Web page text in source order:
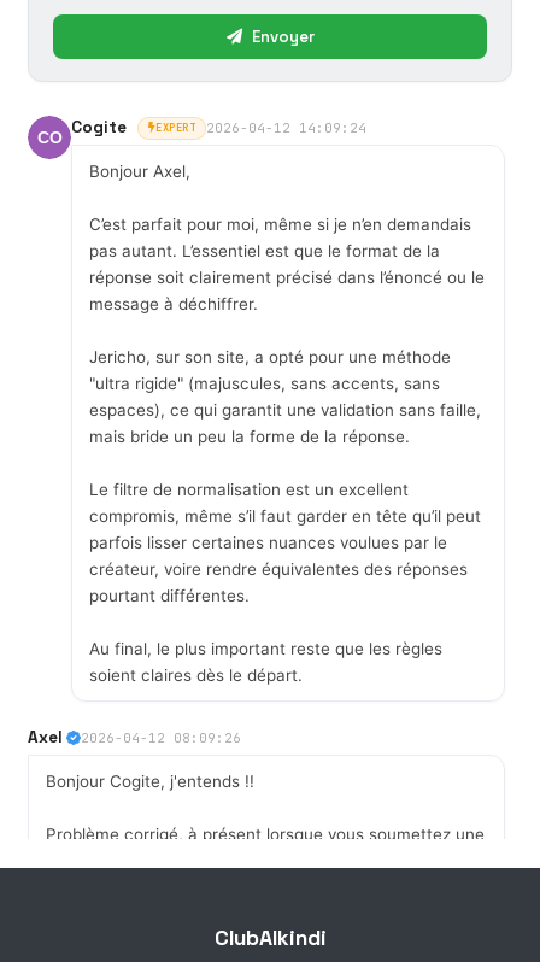
Envoyer
Cogite EXPERT 2026-04-12 14:09:24
Bonjour Axel,
C’est parfait pour moi, même si je n’en demandais
pas autant. L’essentiel est que le format de la
réponse soit clairement précisé dans l’énoncé ou le
message à déchiffrer.
Jericho, sur son site, a opté pour une méthode
"ultra rigide" (majuscules, sans accents, sans
espaces), ce qui garantit une validation sans faille,
mais bride un peu la forme de la réponse.
Le filtre de normalisation est un excellent
compromis, même s’il faut garder en tête qu’il peut
parfois lisser certaines nuances voulues par le
créateur, voire rendre équivalentes des réponses
pourtant différentes.
Au final, le plus important reste que les règles
soient claires dès le départ.
Axel 2026-04-12 08:09:26
Bonjour Cogite, j'entends !!
Problème corrigé, à présent lorsque vous soumettez une
les accents sont convertis en caractères sans accents
ClubAlkindi